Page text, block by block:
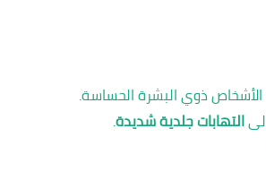
ذوي البشرة الحساسة.
التهابات جلدية شديدة.